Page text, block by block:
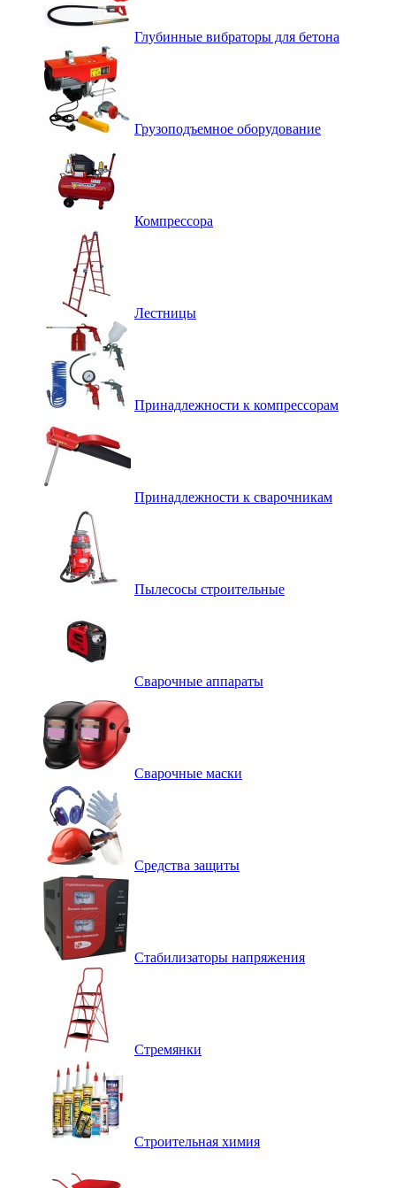
Глубинные вибраторы для бетона
Грузоподъемное оборудование
Компрессора
Лестницы
Принадлежности к компрессорам
Принадлежности к сварочникам
Пылесосы строительные
Сварочные аппараты
Сварочные маски
Средства защиты
Стабилизаторы напряжения
Стремянки
Строительная химия